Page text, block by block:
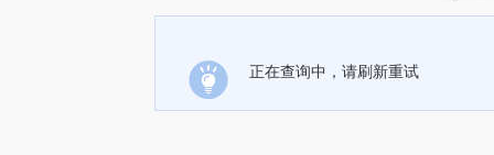
正在查询中，请刷新重试